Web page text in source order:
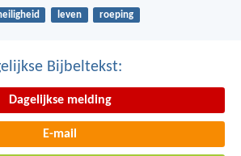
leven roeping
Bijbeltekst:
Dagelijkse melding
E-mail